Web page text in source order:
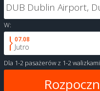
W:
07.08
Jutro
Dla 1-2 pasażerów z 1-2 walizkami